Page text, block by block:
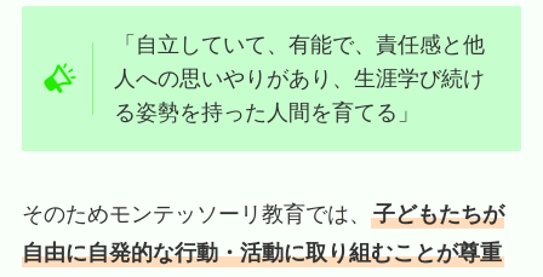
「自立していて、有能で、責任感と他
人への思いやりがあり、生涯学び続け
る姿勢を持った人間を育てる」
そのためモンテッソーリ教育では、 子どもたちが
自由に自発的な行動・活動に取り組むことが尊重